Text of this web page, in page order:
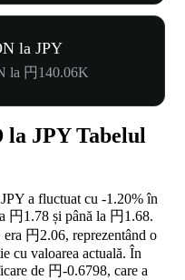
la JPY
la 円140.06K
la JPY Tabelul
a fluctuat cu -1.20%în
円1.78 și până la 円1.68.
円2.06, reprezentând o
cu valoarea actuală. În
de 円-0.6798, care a